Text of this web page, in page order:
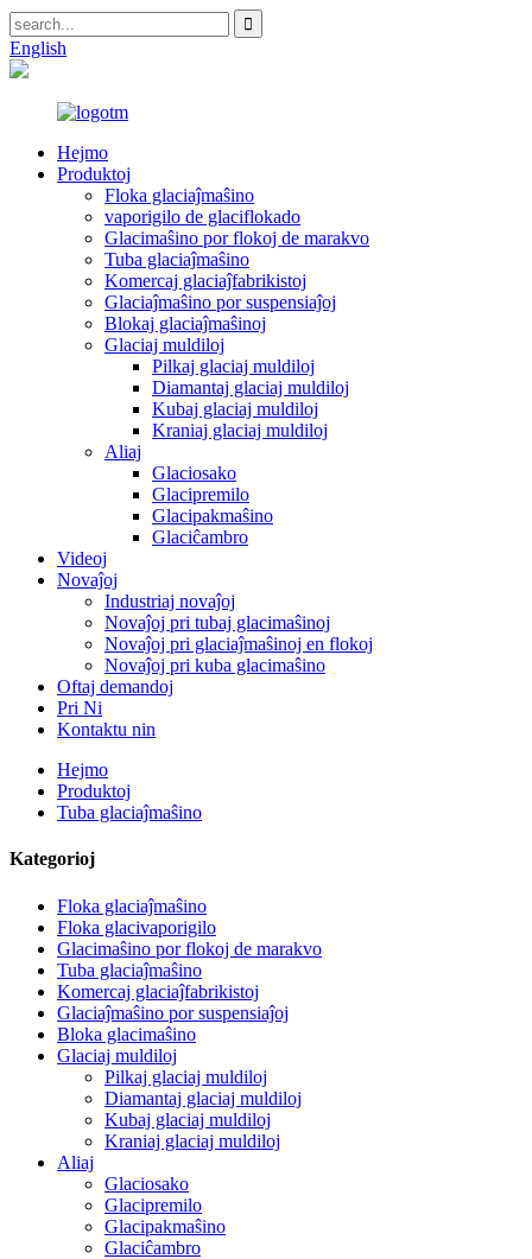
English
Hejmo
Produktoj
Floka glaciaĵmaŝino
vaporigilo de glaciflokado
Glacimaŝino por flokoj de marakvo
Tuba glaciaĵmaŝino
Komercaj glaciaĵfabrikistoj
Glaciaĵmaŝino por suspensiaĵoj
Blokaj glaciaĵmaŝinoj
Glaciaj muldiloj
Pilkaj glaciaj muldiloj
Diamantaj glaciaj muldiloj
Kubaj glaciaj muldiloj
Kraniaj glaciaj muldiloj
Aliaj
Glaciosako
Glacipremilo
Glacipakmaŝino
Glaciĉambro
Videoj
Novaĵoj
Industriaj novaĵoj
Novaĵoj pri tubaj glacimaŝinoj
Novaĵoj pri glaciaĵmaŝinoj en flokoj
Novaĵoj pri kuba glacimaŝino
Oftaj demandoj
Pri Ni
Kontaktu nin
Hejmo
Produktoj
Tuba glaciaĵmaŝino
Kategorioj
Floka glaciaĵmaŝino
Floka glacivaporigilo
Glacimaŝino por flokoj de marakvo
Tuba glaciaĵmaŝino
Komercaj glaciaĵfabrikistoj
Glaciaĵmaŝino por suspensiaĵoj
Bloka glacimaŝino
Glaciaj muldiloj
Pilkaj glaciaj muldiloj
Diamantaj glaciaj muldiloj
Kubaj glaciaj muldiloj
Kraniaj glaciaj muldiloj
Aliaj
Glaciosako
Glacipremilo
Glacipakmaŝino
Glaciĉambro